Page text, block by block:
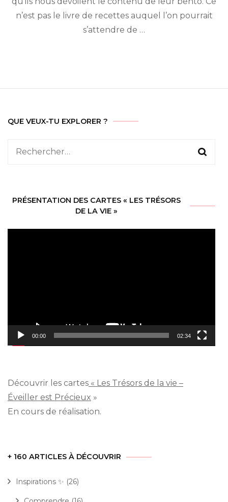
Abe
n’est pas le livre de recettes auquel l’on pourrait
s’attendre de …
QUE VEUX-TU EXPLORER ?
Rechercher :
PRÉSENTATION DES CARTES « LES TRÉSORS
DE LA VIE »
00:00 02:34
Découvrir les cartes « Les Trésors de la vie –
Éveiller est Précieux »
En cours de réalisation.
+ 160 ARTICLES À DÉCOUVRIR
Inspirations ✨ (26)